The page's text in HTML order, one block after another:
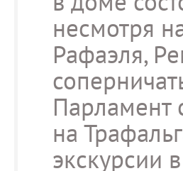
несмотря
Рафаэля,
Парламент
на
экскурсии